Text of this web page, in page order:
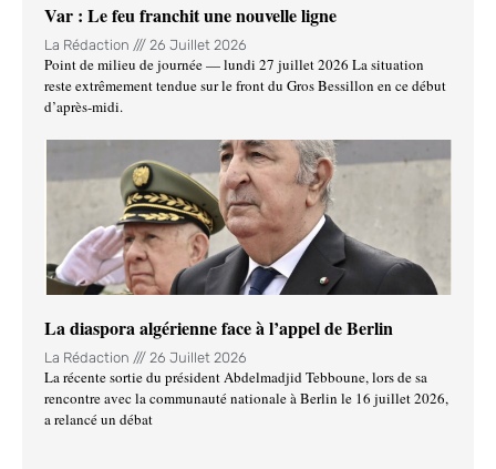
Var : Le feu franchit une nouvelle ligne
La Rédaction 26 Juillet 2026
Point de milieu de journée — lundi 27 juillet 2026 La situation
reste extrêmement tendue sur le front du Gros Bessillon en ce début
d’après-midi.
La diaspora algérienne face à l’appel de Berlin
La Rédaction 26 Juillet 2026
La récente sortie du président Abdelmadjid Tebboune, lors de sa
rencontre avec la communauté nationale à Berlin le 16 juillet 2026,
a relancé un débat